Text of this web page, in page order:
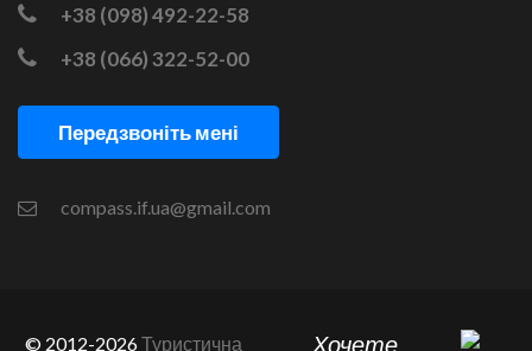
+38 (098) 492-22-58
+38 (066) 322-52-00
Передзвоніть мені
compass.if.ua@gmail.com
© 2012-2026Туристична Хочете